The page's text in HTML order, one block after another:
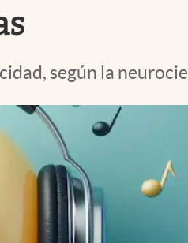
según la